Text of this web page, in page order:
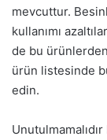
mevcuttur.
kullanımı
de bu
ürün listesinde
edin.